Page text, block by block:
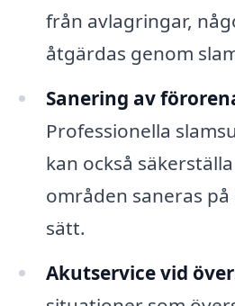
från avlagringar,
åtgärdas genom
Sanering av
Professionella
kan också
områden saneras
sätt.
Akutservice vid